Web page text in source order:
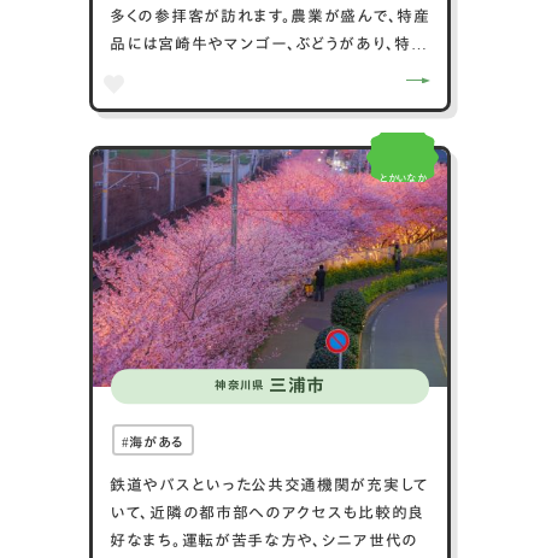
多くの参拝客が訪れます。農業が盛んで、特産
品には宮崎牛やマンゴー、ぶどうがあり、特に
泉」ではリラックスできる温泉施設が整ってい
ます。毎年秋に開催される「都農町秋祭り」
は、地元の伝統行事として多くの観光客を集
めます。自然、農産物、文化が調和した都農町
は、訪れる人々を魅了します。
神奈川県 三浦市
とかいなか
海がある
鉄道やバスといった公共交通機関が充実して
いて、近隣の都市部へのアクセスも比較的良
好なまち。運転が苦手な方や、シニア世代の